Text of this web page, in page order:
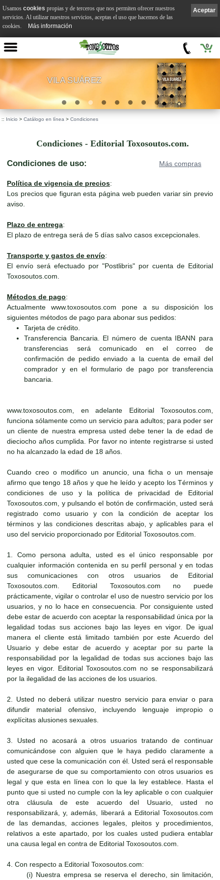
0
VILA SUÁREZ
:: Inicio > Catálogo en línea > Condiciones
Condiciones - Editorial Toxosoutos.com.
Más compras
Condiciones de uso:
Política de vigencia de precios:
Los precios que figuran esta página web pueden variar sin previo
aviso.
Plazo de entrega:
El plazo de entrega será de 5 días salvo casos excepcionales.
Transporte y gastos de envío:
El envío será efectuado por "Postlibris" por cuenta de Editorial
Toxosoutos.com.
Métodos de pago:
Actualmente www.toxosoutos.com pone a su disposición los
siguientes métodos de pago para abonar sus pedidos:
Tarjeta de crédito.
Transferencia Bancaria. El número de cuenta IBANN para
transferencias será comunicado en el correo de
confirmación de pedido enviado a la cuenta de email del
comprador y en el formulario de pago por transferencia
bancaria.
www.toxosoutos.com, en adelante Editorial Toxosoutos.com,
funciona sólamente como un servicio para adultos; para poder ser
un cliente de nuestra empresa usted debe tener la de edad de
dieciocho años cumplida. Por favor no intente registrarse si usted
no ha alcanzado la edad de 18 años.
Cuando creo o modifico un anuncio, una ficha o un mensaje
afirmo que tengo 18 años y que he leído y acepto los Términos y
condiciones de uso y la política de privacidad de Editorial
Toxosoutos.com, y pulsando el botón de confirmación, usted será
registrado como usuario y con la condición de aceptar los
términos y las condiciones descritas abajo, y aplicables para el
uso del servicio proporcionado por Editorial Toxosoutos.com.
1. Como persona adulta, usted es el único responsable por
cualquier información contenida en su perfil personal y en todas
sus comunicaciones con otros usuarios de Editorial
Toxosoutos.com. Editorial Toxosoutos.com no puede
prácticamente, vigilar o controlar el uso de nuestro servicio por los
usuarios, y no lo hace en consecuencia. Por consiguiente usted
debe estar de acuerdo con aceptar la responsabilidad única por la
legalidad todas sus acciones bajo las leyes en vigor. De igual
manera el cliente está limitado también por este Acuerdo del
Usuario y debe estar de acuerdo y aceptar por su parte la
responsabilidad por la legalidad de todas sus acciones bajo las
leyes en vigor. Editorial Toxosoutos.com no se responsabilizará
por la ilegalidad de las acciones de los usuarios.
2. Usted no deberá utilizar nuestro servicio para enviar o para
difundir material ofensivo, incluyendo lenguaje impropio o
explícitas alusiones sexuales.
3. Usted no acosará a otros usuarios tratando de continuar
comunicándose con alguien que le haya pedido claramente a
usted que cese la comunicación con él. Usted será el responsable
de asegurarse de que su comportamiento con otros usuarios es
legal y que esta en línea con lo que la ley establece. Hasta el
punto que si usted no cumple con la ley aplicable o con cualquier
otra cláusula de este acuerdo del Usuario, usted no
responsabilizará, y, además, liberará a Editorial Toxosoutos.com
de las demandas, acciones legales, pleitos y procedimientos,
relativos a este apartado, por los cuales usted pudiera entablar
una causa legal en contra de Editorial Toxosoutos.com.
4. Con respecto a Editorial Toxosoutos.com:
(i) Nuestra empresa se reserva el derecho, sin limitación,
Aceptar
Usamos cookies propias y de terceros que nos permiten ofrecer nuestros
servicios. Al utilizar nuestros servicios, aceptas el uso que hacemos de las
cookies.
Más información